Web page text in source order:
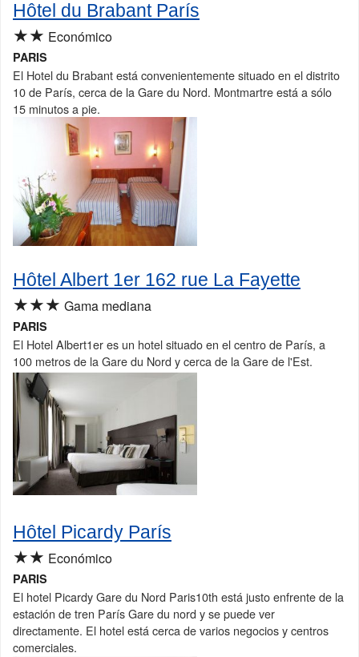
Hôtel du Brabant París
★★ Económico
PARIS
El Hotel du Brabant está convenientemente situado en el distrito
10 de París, cerca de la Gare du Nord. Montmartre está a sólo
15 minutos a pie.
Hôtel Albert 1er 162 rue La Fayette
★★★ Gama mediana
PARIS
El Hotel Albert1er es un hotel situado en el centro de París, a
100 metros de la Gare du Nord y cerca de la Gare de l'Est.
Hôtel Picardy París
★★ Económico
PARIS
El hotel Picardy Gare du Nord Paris10th está justo enfrente de la
estación de tren París Gare du nord y se puede ver
directamente. El hotel está cerca de varios negocios y centros
comerciales.